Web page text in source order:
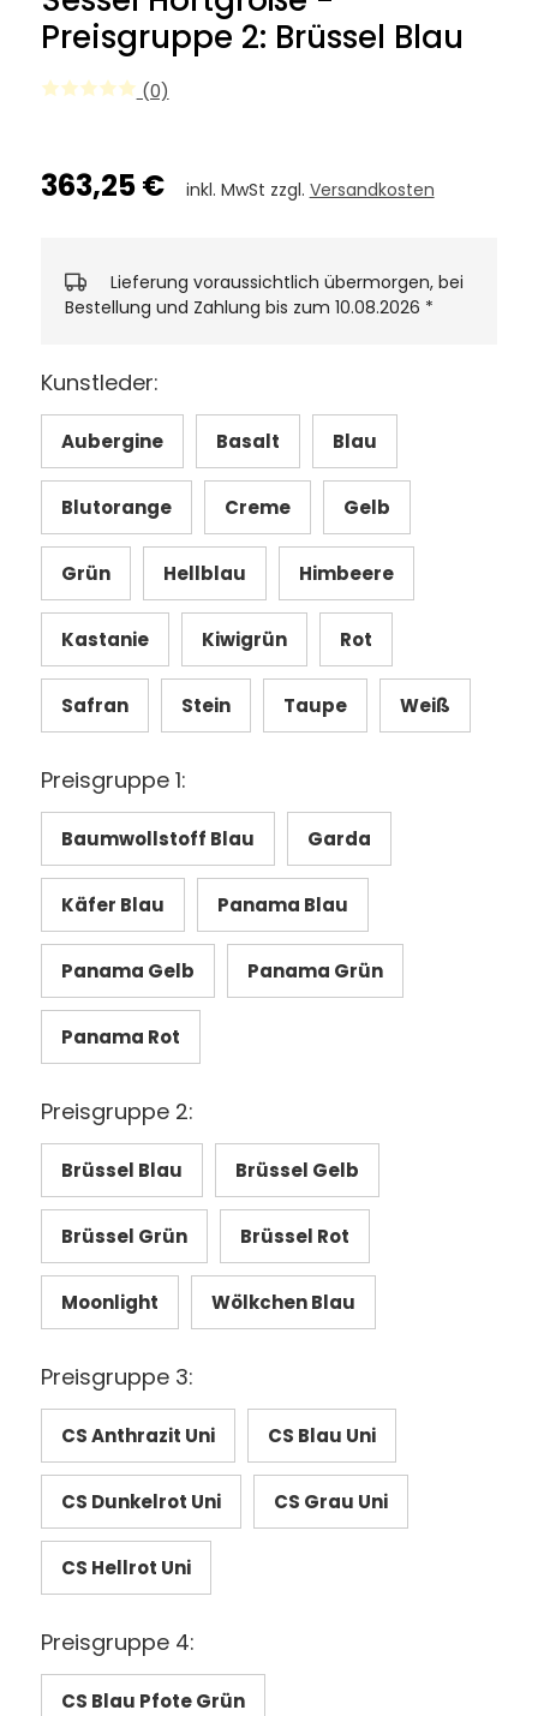
Preisgruppe 2: Brüssel Blau
(0)
363,25 € inkl. MwSt zzgl. Versandkosten
Lieferung voraussichtlich übermorgen, bei
Bestellung und Zahlung bis zum 10.08.2026 *
Kunstleder:
Aubergine Basalt Blau
Blutorange Creme Gelb
Grün Hellblau Himbeere
Kastanie Kiwigrün Rot
Safran Stein Taupe Weiß
Preisgruppe 1:
Baumwollstoff Blau Garda
Käfer Blau Panama Blau
Panama Gelb Panama Grün
Panama Rot
Preisgruppe 2:
Brüssel Blau Brüssel Gelb
Brüssel Grün Brüssel Rot
Moonlight Wölkchen Blau
Preisgruppe 3:
CS Anthrazit Uni CS Blau Uni
CS Dunkelrot Uni CS Grau Uni
CS Hellrot Uni
Preisgruppe 4:
CS Blau Pfote Grün